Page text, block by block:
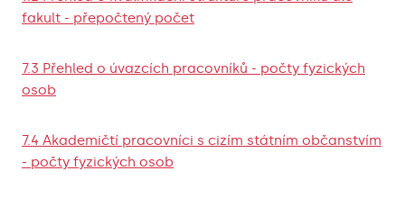
fakult - přepočtený počet
7.3 Přehled o úvazcích pracovníků - počty fyzických
osob
7.4 Akademičtí pracovníci s cizím státním občanstvím
- počty fyzických osob